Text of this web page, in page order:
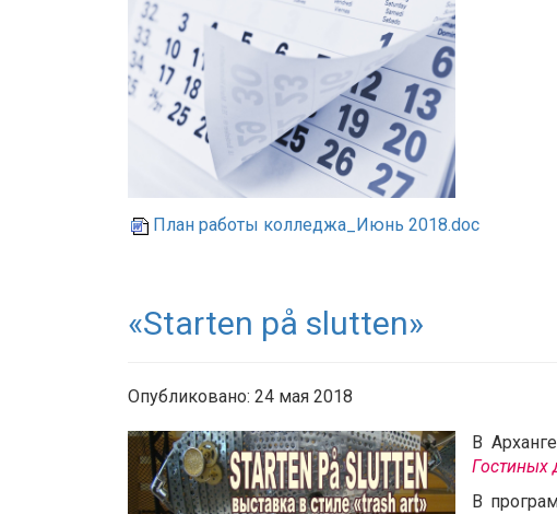
План работы колледжа_Июнь 2018.doc
«Starten på slutten»
Опубликовано: 24 мая 2018
В
Гостиных
В